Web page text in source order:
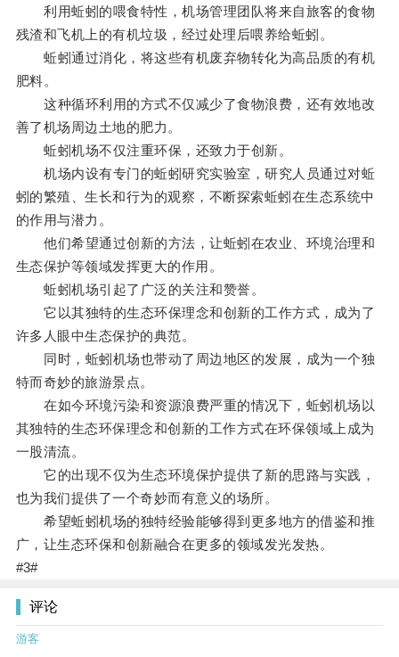
利用蚯蚓的喂食特性，机场管理团队将来自旅客的食物
残渣和飞机上的有机垃圾，经过处理后喂养给蚯蚓。
蚯蚓通过消化，将这些有机废弃物转化为高品质的有机
肥料。
这种循环利用的方式不仅减少了食物浪费，还有效地改
善了机场周边土地的肥力。
蚯蚓机场不仅注重环保，还致力于创新。
机场内设有专门的蚯蚓研究实验室，研究人员通过对蚯
蚓的繁殖、生长和行为的观察，不断探索蚯蚓在生态系统中
的作用与潜力。
他们希望通过创新的方法，让蚯蚓在农业、环境治理和
生态保护等领域发挥更大的作用。
蚯蚓机场引起了广泛的关注和赞誉。
它以其独特的生态环保理念和创新的工作方式，成为了
许多人眼中生态保护的典范。
同时，蚯蚓机场也带动了周边地区的发展，成为一个独
特而奇妙的旅游景点。
在如今环境污染和资源浪费严重的情况下，蚯蚓机场以
其独特的生态环保理念和创新的工作方式在环保领域上成为
一股清流。
它的出现不仅为生态环境保护提供了新的思路与实践，
也为我们提供了一个奇妙而有意义的场所。
希望蚯蚓机场的独特经验能够得到更多地方的借鉴和推
广，让生态环保和创新融合在更多的领域发光发热。
#3#
评论
游客